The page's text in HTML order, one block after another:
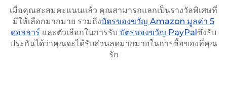
เมื่อคุณสะสมคะแนนแล้ว คุณสามารถแลกเป็นรางวัลพิเศษที่
มีให้เลือกมากมาย รวมถึงบัตรของขวัญ Amazon มูลค่า 5
ดอลลาร์ และตัวเลือกในการรับ บัตรของขวัญ PayPal ซึ่งรับ
ประกันได้ว่าคุณจะได้รับส่วนลดมากมายในการซื้อของที่คุณ
รัก